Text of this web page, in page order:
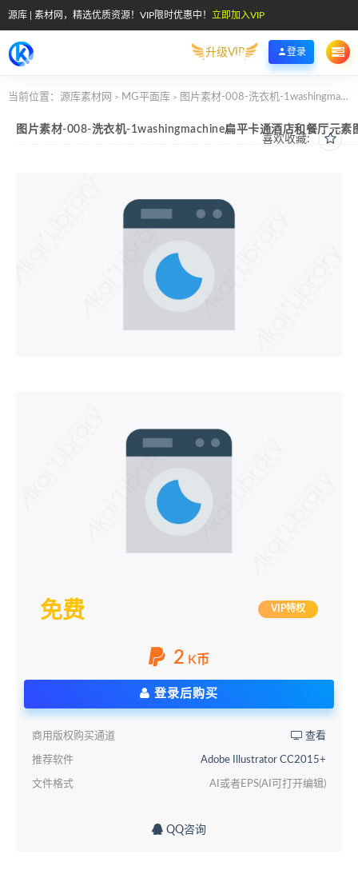
源库 | 素材网，精选优质资源！VIP限时优惠中！ 立即加入VIP
升级VIP 登录
当前位置： 源库素材网 > MG平面库 > 图片素材-008-洗衣机-1washingmachine扁平卡通酒店和餐厅元素图标
喜欢收藏:
图片素材-008-洗衣机-1washingmachine扁平卡通酒店和餐厅元素
免费 VIP特权
2 K币
登录后购买
商用版权购买通道 查看
推荐软件 Adobe Illustrator CC2015+
文件格式 AI或者EPS(AI可打开编辑)
QQ咨询